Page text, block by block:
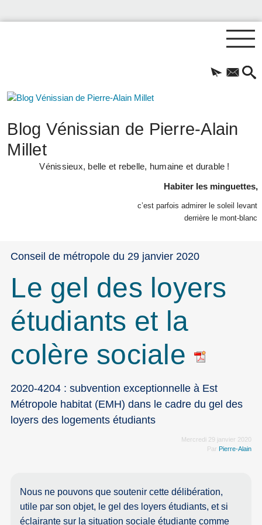
Blog Vénissian de Pierre-Alain
Millet
Vénissieux, belle et rebelle, humaine et durable !
Habiter les minguettes,
c’est parfois admirer le soleil levant
derrière le mont-blanc
Conseil de métropole du 29 janvier 2020
Le gel des loyers
étudiants et la
colère sociale
2020-4204 : subvention exceptionnelle à Est
Métropole habitat (EMH) dans le cadre du gel des
loyers des logements étudiants
Mercredi 29 janvier 2020
Par Pierre-Alain
Nous ne pouvons que soutenir cette délibération,
utile par son objet, le gel des loyers étudiants, et si
éclairante sur la situation sociale étudiante comme